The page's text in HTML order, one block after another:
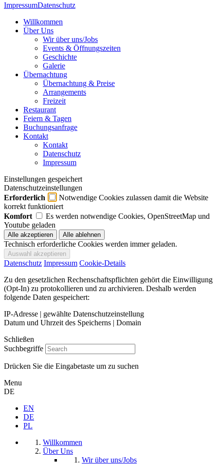
ImpressumDatenschutz
Willkommen
Über Uns
Wir über uns/Jobs
Events & Öffnungszeiten
Geschichte
Galerie
Übernachtung
Übernachtung & Preise
Arrangements
Freizeit
Restaurant
Feiern & Tagen
Buchungsanfrage
Kontakt
Kontakt
Datenschutz
Impressum
Einstellungen gespeichert
Datenschutzeinstellungen
Erforderlich
Notwendige Cookies zulassen damit die Website
korrekt funktioniert
Komfort
Es werden notwendige Cookies, OpenStreetMap und
Youtube geladen
Technisch erforderliche Cookies werden immer geladen.
Datenschutz Impressum Cookie-Details
Zu den gesetzlichen Rechenschaftspflichten gehört die Einwilligung
(Opt-In) zu protokollieren und zu archivieren. Deshalb werden
folgende Daten gespeichert:
IP-Adresse | gewählte Datenschutzeinstellung
Datum und Uhrzeit des Speicherns | Domain
Schließen
Suchbegriffe
Drücken Sie die Eingabetaste um zu suchen
Menu
DE
EN
DE
PL
Willkommen
Über Uns
Wir über uns/Jobs